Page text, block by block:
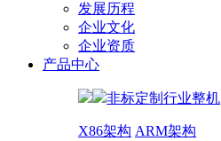
发展历程
企业文化
企业资质
产品中心
非标定制行业整机
X86架构 ARM架构